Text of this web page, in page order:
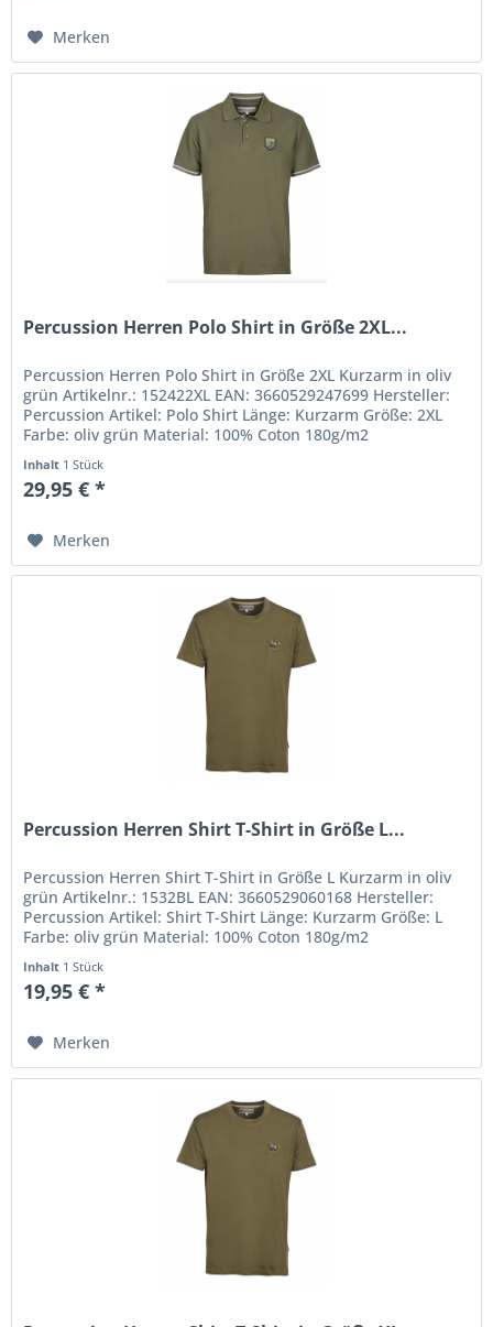
Merken
Percussion Herren Polo Shirt in Größe 2XL...
Percussion Herren Polo Shirt in Größe 2XL Kurzarm in oliv
grün Artikelnr.: 152422XL EAN: 3660529247699 Hersteller:
Percussion Artikel: Polo Shirt Länge: Kurzarm Größe: 2XL
Farbe: oliv grün Material: 100% Coton 180g/m2
Inhalt 1 Stück
29,95 € *
Merken
Percussion Herren Shirt T-Shirt in Größe L...
Percussion Herren Shirt T-Shirt in Größe L Kurzarm in oliv
grün Artikelnr.: 1532BL EAN: 3660529060168 Hersteller:
Percussion Artikel: Shirt T-Shirt Länge: Kurzarm Größe: L
Farbe: oliv grün Material: 100% Coton 180g/m2
Inhalt 1 Stück
19,95 € *
Merken